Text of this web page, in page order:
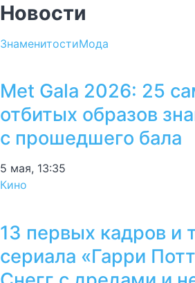
Новости
ЗнаменитостиМода
Met Gala 2026: 25
отбитых образов
с прошедшего бала
5 мая, 13:35
Кино
13 первых кадров и
сериала «Гарри